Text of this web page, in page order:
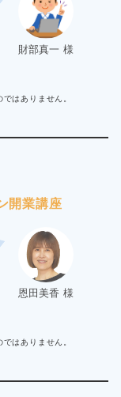
財部真一 様
ません。
開業講座
恩田美香 様
ません。